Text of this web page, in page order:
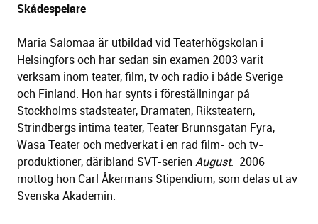
Skådespelare
Maria Salomaa är utbildad vid Teaterhögskolan i
Helsingfors och har sedan sin examen 2003 varit
verksam inom teater, film, tv och radio i både Sverige
och Finland. Hon har synts i föreställningar på
Stockholms stadsteater, Dramaten, Riksteatern,
Strindbergs intima teater, Teater Brunnsgatan Fyra,
Wasa Teater och medverkat i en rad film- och tv-
produktioner, däribland SVT-serien August. 2006
mottog hon Carl Åkermans Stipendium, som delas ut av
Svenska Akademin.